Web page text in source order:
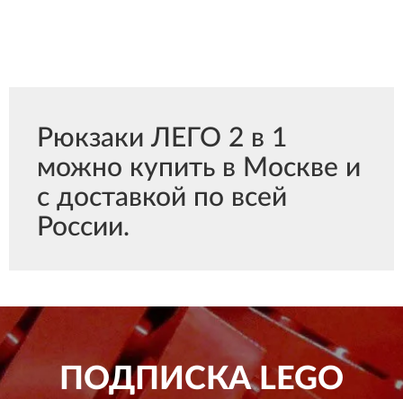
Рюкзаки ЛЕГО 2 в 1
можно купить в Москве и
с доставкой по всей
России.
ПОДПИСКАLEGO